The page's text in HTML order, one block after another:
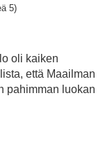
5)
oli kaiken
että Maailman
pahimman luokan